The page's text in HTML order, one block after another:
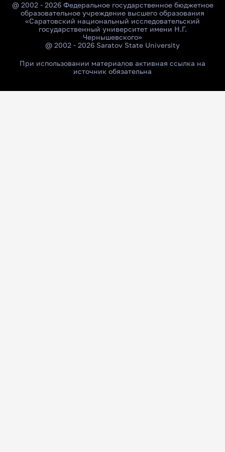
@ 2002 - 2026 Федеральное государственное бюджетное
образовательное учреждение высшего образования
«Саратовский национальный исследовательский
государственный университет имени Н.Г.
Чернышевского»
@ 2002 - 2026 Saratov State University
При использовании материалов активная ссылка на
источник обязательна